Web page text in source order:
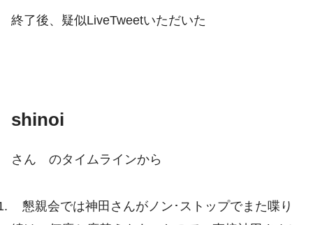
終了後、疑似LiveTweetいただいた
shinoi
さん のタイムラインから
懇親会では神田さんがノン･ストップでまた喋り